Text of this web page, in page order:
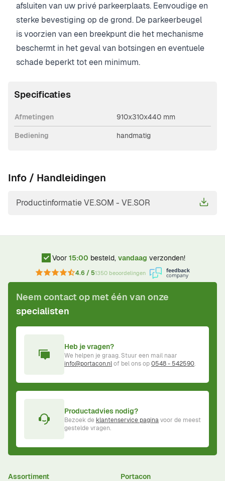
afsluiten van uw privé parkeerplaats. Eenvoudige en
sterke bevestiging op de grond. De parkeerbeugel
is voorzien van een breekpunt die het mechanisme
beschermt in het geval van botsingen en eventuele
schade beperkt tot een minimum.
Specificaties
Afmetingen 910x310x440 mm
Bediening handmatig
Info / Handleidingen
Productinformatie VE.SOM - VE.SOR
Voor 15:00 besteld, vandaag verzonden!
4.6 / 51350 beoordelingen
Neem contact op met één van onze
specialisten
Heb je vragen?
We helpen je graag. Stuur een mail naar
info@portacon.nlof bel ons op0548 - 542590.
Productadvies nodig?
Bezoek de klantenservice paginavoor de meest
gestelde vragen.
Assortiment
Portacon